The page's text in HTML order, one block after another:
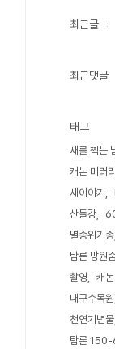
최근글
최근댓글
태그
새를 찍는
캐논 미러
새이야기
산들강
멸종위기종
탐론 망
촬영
캐
대구수목원
천연기념물
탐론